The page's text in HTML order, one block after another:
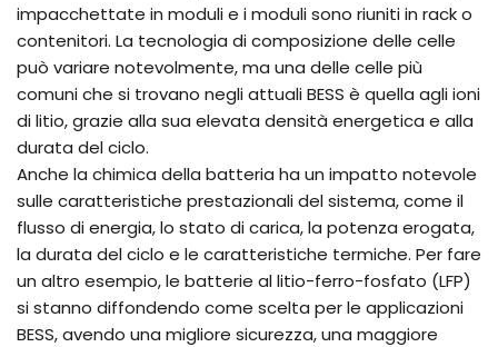
impacchettate in moduli e i moduli sono riuniti in rack o
contenitori. La tecnologia di composizione delle celle
può variare notevolmente, ma una delle celle più
comuni che si trovano negli attuali BESS è quella agli ioni
di litio, grazie alla sua elevata densità energetica e alla
durata del ciclo.
Anche la chimica della batteria ha un impatto notevole
sulle caratteristiche prestazionali del sistema, come il
flusso di energia, lo stato di carica, la potenza erogata,
la durata del ciclo e le caratteristiche termiche. Per fare
un altro esempio, le batterie al litio-ferro-fosfato (LFP)
si stanno diffondendo come scelta per le applicazioni
BESS, avendo una migliore sicurezza, una maggiore